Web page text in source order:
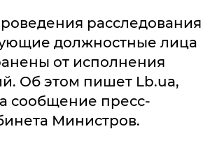
расследования
должностные лица
от исполнения
Об этом пишет Lb.ua,
сообщение пресс-
Министров.